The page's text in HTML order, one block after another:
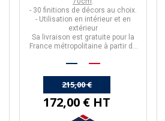
- 30 finitions de décors au choix.
- Utilisation en intérieur et en
extérieur
Sa livraison est gratuite pour la
France métropolitaine à partir de
215,00 €
172,00 € HT